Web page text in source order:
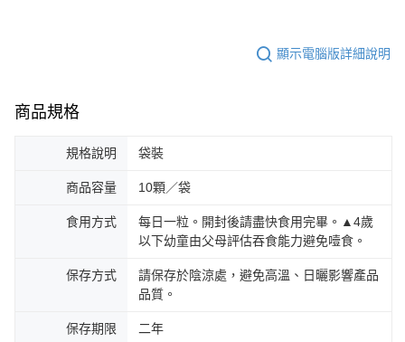
顯示電腦版詳細說明
商品規格
規格說明 袋裝
商品容量 10顆／袋
食用方式
每日一粒。開封後請盡快食用完畢。▲4歲
以下幼童由父母評估吞食能力避免噎食。
保存方式
請保存於陰涼處，避免高溫、日曬影響產品
品質。
保存期限 二年